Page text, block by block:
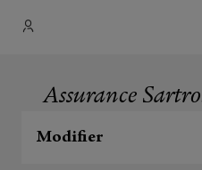
Assurance
Modifier